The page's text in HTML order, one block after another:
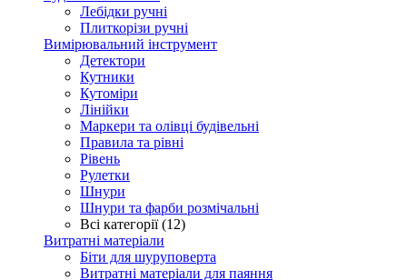
Лебідки ручні
Плиткорізи ручні
Вимірювальний інструмент
Детектори
Кутники
Кутоміри
Лінійки
Маркери та олівці будівельні
Правила та рівні
Рівень
Рулетки
Шнури
Шнури та фарби розмічальні
Всі категорії (12)
Витратні матеріали
Біти для шуруповерта
Витратні матеріали для паяння